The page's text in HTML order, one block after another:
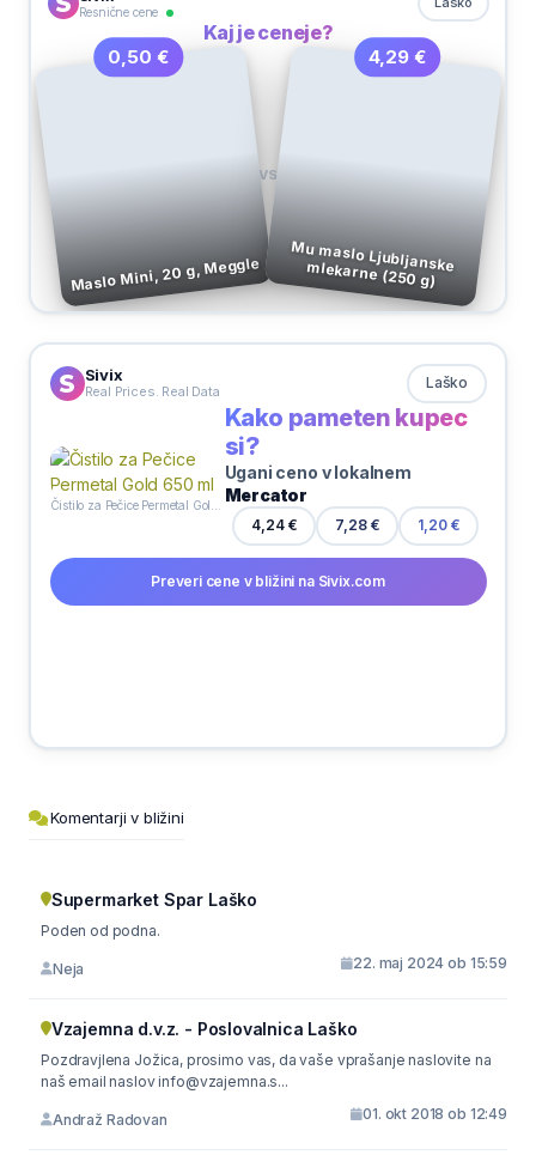
Resnične cene
Kaj je ceneje?
0,50 €
Maslo Mini, 20 g, Meggle
VS
4,29 €
Mu maslo Ljubljanske mlekarne (250 g)
Sivix
Real Prices. Real Data Laško
Kako pameten kupec
si?
Ugani ceno v lokalnem
Mercator
4,24 € 7,28 € 1,20 €
Preveri cene v bližini na Sivix.com
Komentarji v bližini
Supermarket Spar Laško
Poden od podna.
Neja 22. maj 2024 ob 15:59
Vzajemna d.v.z. - Poslovalnica Laško
Pozdravjlena Jožica, prosimo vas, da vaše vprašanje naslovite na
naš email naslov info@vzajemna.s...
Andraž Radovan 01. okt 2018 ob 12:49